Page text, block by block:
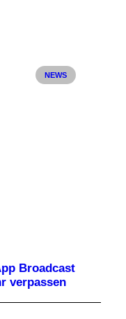
NEWS
Broadcast
verpassen